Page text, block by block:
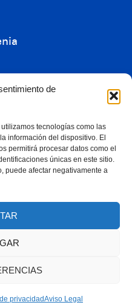
de
tecnologías como las
información del dispositivo. El
permitirá procesar datos como el
únicas en este sitio.
puede afectar negativamente a
privacidadAviso Legal
reservados